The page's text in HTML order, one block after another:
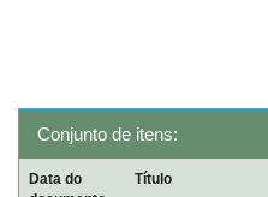
Conjunto de itens:
Data do
Título